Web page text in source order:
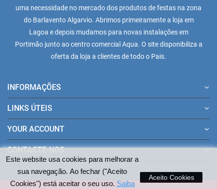
Este website usa cookies para melhorar a
sua navegação. Ao fechar ("Aceito
Cookies") está aceitar o seu uso. Saiba
Aceito Cookies
uma necessidade no mercado dos produtos de festas na zona
do Barlavento Algarvio. Abrimos primeiramente a loja em
Lagoa e depois mudamos para novas instalações em
Portimão junto ao centro comercial Aqua. O site disponibiliza a
oferta da loja a clientes de todo o Pais.
INFORMAÇÕES
LINKS ÚTEIS
YOUR ACCOUNT
CONTACTE-NOS